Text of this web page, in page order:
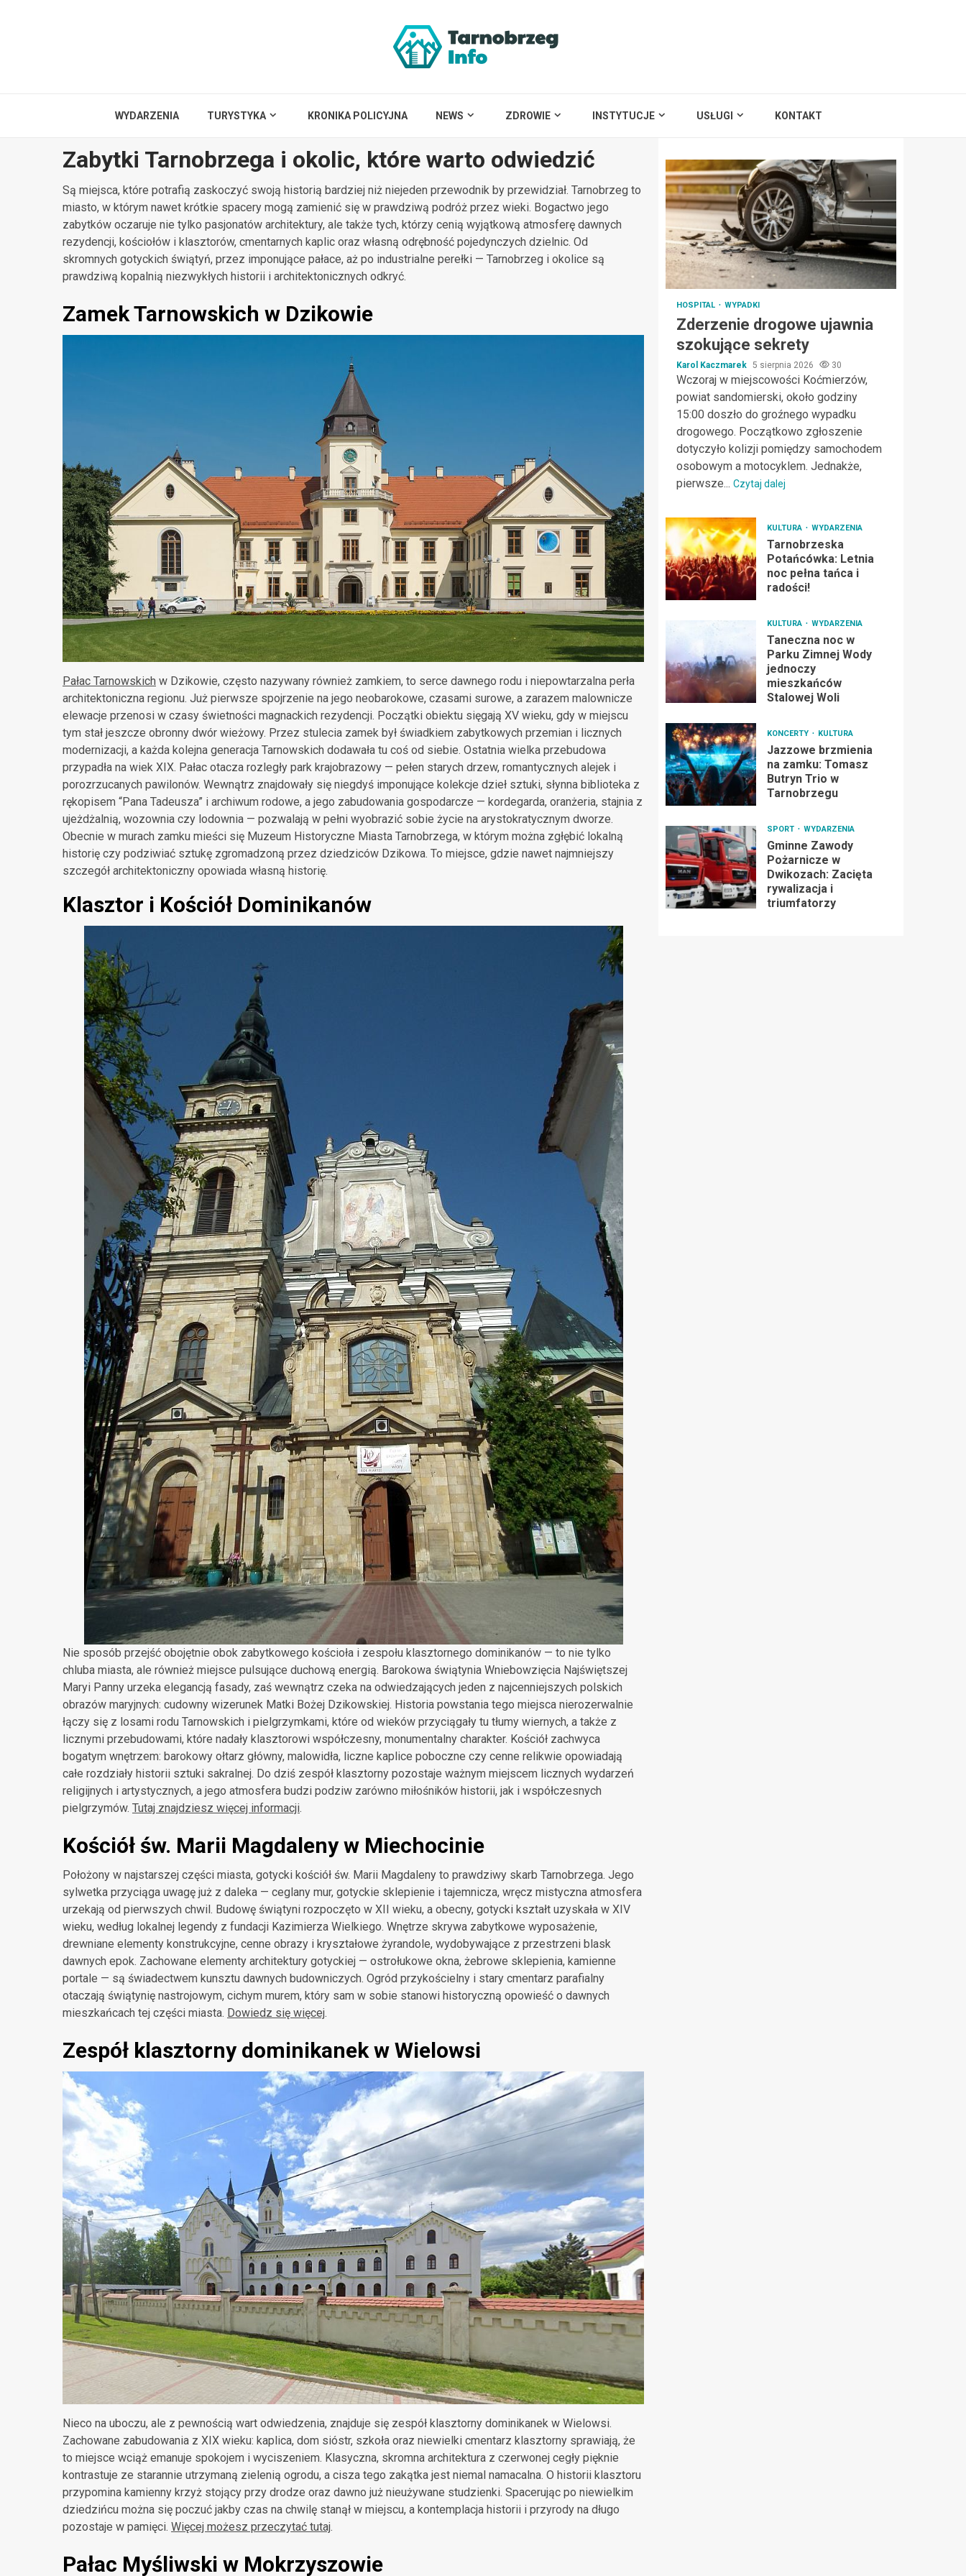
WYDARZENIA TURYSTYKA KRONIKA POLICYJNA NEWS ZDROWIE INSTYTUCJE USŁUGI KONTAKT
Zabytki Tarnobrzega i okolic, które warto odwiedzić
Są miejsca, które potrafią zaskoczyć swoją historią bardziej niż niejeden przewodnik by przewidział. Tarnobrzeg to
miasto, w którym nawet krótkie spacery mogą zamienić się w prawdziwą podróż przez wieki. Bogactwo jego
zabytków oczaruje nie tylko pasjonatów architektury, ale także tych, którzy cenią wyjątkową atmosferę dawnych
rezydencji, kościołów i klasztorów, cmentarnych kaplic oraz własną odrębność pojedynczych dzielnic. Od
skromnych gotyckich świątyń, przez imponujące pałace, aż po industrialne perełki — Tarnobrzeg i okolice są
prawdziwą kopalnią niezwykłych historii i architektonicznych odkryć.
Zamek Tarnowskich w Dzikowie
Pałac Tarnowskich w Dzikowie, często nazywany również zamkiem, to serce dawnego rodu i niepowtarzalna perła
architektoniczna regionu. Już pierwsze spojrzenie na jego neobarokowe, czasami surowe, a zarazem malownicze
elewacje przenosi w czasy świetności magnackich rezydencji. Początki obiektu sięgają XV wieku, gdy w miejscu
tym stał jeszcze obronny dwór wieżowy. Przez stulecia zamek był świadkiem zabytkowych przemian i licznych
modernizacji, a każda kolejna generacja Tarnowskich dodawała tu coś od siebie. Ostatnia wielka przebudowa
przypadła na wiek XIX. Pałac otacza rozległy park krajobrazowy — pełen starych drzew, romantycznych alejek i
porozrzucanych pawilonów. Wewnątrz znajdowały się niegdyś imponujące kolekcje dzieł sztuki, słynna biblioteka z
rękopisem “Pana Tadeusza” i archiwum rodowe, a jego zabudowania gospodarcze — kordegarda, oranżeria, stajnia z
ujeżdżalnią, wozownia czy lodownia — pozwalają w pełni wyobrazić sobie życie na arystokratycznym dworze.
Obecnie w murach zamku mieści się Muzeum Historyczne Miasta Tarnobrzega, w którym można zgłębić lokalną
historię czy podziwiać sztukę zgromadzoną przez dziedziców Dzikowa. To miejsce, gdzie nawet najmniejszy
szczegół architektoniczny opowiada własną historię.
Klasztor i Kościół Dominikanów
Nie sposób przejść obojętnie obok zabytkowego kościoła i zespołu klasztornego dominikanów — to nie tylko
chluba miasta, ale również miejsce pulsujące duchową energią. Barokowa świątynia Wniebowzięcia Najświętszej
Maryi Panny urzeka elegancją fasady, zaś wewnątrz czeka na odwiedzających jeden z najcenniejszych polskich
obrazów maryjnych: cudowny wizerunek Matki Bożej Dzikowskiej. Historia powstania tego miejsca nierozerwalnie
łączy się z losami rodu Tarnowskich i pielgrzymkami, które od wieków przyciągały tu tłumy wiernych, a także z
licznymi przebudowami, które nadały klasztorowi współczesny, monumentalny charakter. Kościół zachwyca
bogatym wnętrzem: barokowy ołtarz główny, malowidła, liczne kaplice poboczne czy cenne relikwie opowiadają
całe rozdziały historii sztuki sakralnej. Do dziś zespół klasztorny pozostaje ważnym miejscem licznych wydarzeń
religijnych i artystycznych, a jego atmosfera budzi podziw zarówno miłośników historii, jak i współczesnych
pielgrzymów. Tutaj znajdziesz więcej informacji.
Kościół św. Marii Magdaleny w Miechocinie
Położony w najstarszej części miasta, gotycki kościół św. Marii Magdaleny to prawdziwy skarb Tarnobrzega. Jego
sylwetka przyciąga uwagę już z daleka — ceglany mur, gotyckie sklepienie i tajemnicza, wręcz mistyczna atmosfera
urzekają od pierwszych chwil. Budowę świątyni rozpoczęto w XII wieku, a obecny, gotycki kształt uzyskała w XIV
wieku, według lokalnej legendy z fundacji Kazimierza Wielkiego. Wnętrze skrywa zabytkowe wyposażenie,
drewniane elementy konstrukcyjne, cenne obrazy i kryształowe żyrandole, wydobywające z przestrzeni blask
dawnych epok. Zachowane elementy architektury gotyckiej — ostrołukowe okna, żebrowe sklepienia, kamienne
portale — są świadectwem kunsztu dawnych budowniczych. Ogród przykościelny i stary cmentarz parafialny
otaczają świątynię nastrojowym, cichym murem, który sam w sobie stanowi historyczną opowieść o dawnych
mieszkańcach tej części miasta. Dowiedz się więcej.
Zespół klasztorny dominikanek w Wielowsi
Nieco na uboczu, ale z pewnością wart odwiedzenia, znajduje się zespół klasztorny dominikanek w Wielowsi.
Zachowane zabudowania z XIX wieku: kaplica, dom sióstr, szkoła oraz niewielki cmentarz klasztorny sprawiają, że
to miejsce wciąż emanuje spokojem i wyciszeniem. Klasyczna, skromna architektura z czerwonej cegły pięknie
kontrastuje ze starannie utrzymaną zielenią ogrodu, a cisza tego zakątka jest niemal namacalna. O historii klasztoru
przypomina kamienny krzyż stojący przy drodze oraz dawno już nieużywane studzienki. Spacerując po niewielkim
dziedzińcu można się poczuć jakby czas na chwilę stanął w miejscu, a kontemplacja historii i przyrody na długo
pozostaje w pamięci. Więcej możesz przeczytać tutaj.
Pałac Myśliwski w Mokrzyszowie
HOSPITAL WYPADKI
Zderzenie drogowe ujawnia
szokujące sekrety
Karol Kaczmarek 5 sierpnia 2026 30
Wczoraj w miejscowości Koćmierzów,
powiat sandomierski, około godziny
15:00 doszło do groźnego wypadku
drogowego. Początkowo zgłoszenie
dotyczyło kolizji pomiędzy samochodem
osobowym a motocyklem. Jednakże,
pierwsze... Czytaj dalej
KULTURA WYDARZENIA
Tarnobrzeska
Potańcówka: Letnia
noc pełna tańca i
radości!
KULTURA WYDARZENIA
Taneczna noc w
Parku Zimnej Wody
jednoczy
mieszkańców
Stalowej Woli
KONCERTY KULTURA
Jazzowe brzmienia
na zamku: Tomasz
Butryn Trio w
Tarnobrzegu
SPORT WYDARZENIA
Gminne Zawody
Pożarnicze w
Dwikozach: Zacięta
rywalizacja i
triumfatorzy